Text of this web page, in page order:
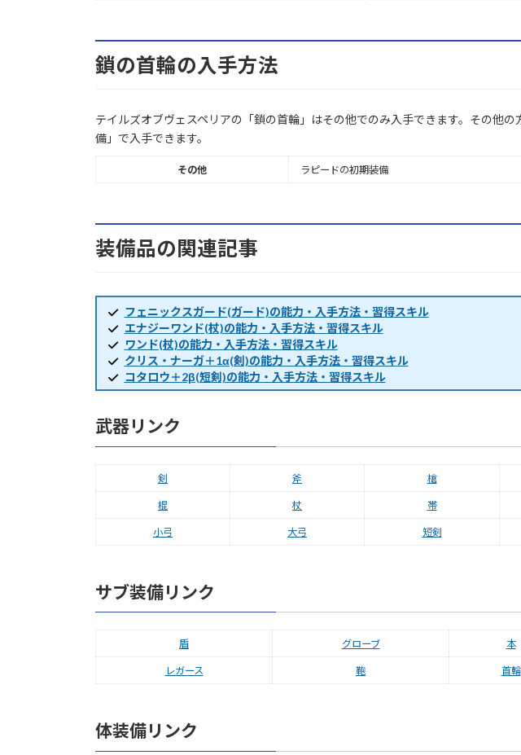
鎖の首輪の入手方法
テイルズオブヴェスペリアの「鎖の首輪」はその他でのみ入手できます。その他
備」で入手できます。
その他 ラピードの初期装備
装備品の関連記事
フェニックスガード(ガード)の能力・入手方法・習得スキル
エナジーワンド(杖)の能力・入手方法・習得スキル
ワンド(杖)の能力・入手方法・習得スキル
クリス・ナーガ＋1α(剣)の能力・入手方法・習得スキル
コタロウ＋2β(短剣)の能力・入手方法・習得スキル
武器リンク
剣 斧 槍
棍 杖 帯
小弓 大弓 短剣
サブ装備リンク
盾 グローブ 本
レガース 鞄 首輪
体装備リンク